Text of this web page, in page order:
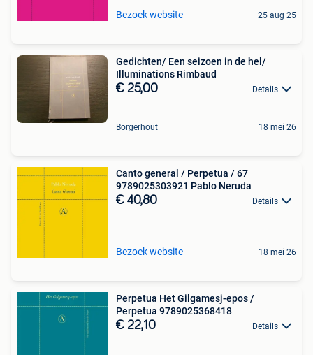
Bezoek website 25 aug 25
Gedichten/ Een seizoen in de hel/
Illuminations Rimbaud
€ 25,00 Details
Borgerhout 18 mei 26
Canto general / Perpetua / 67
9789025303921 Pablo Neruda
€ 40,80 Details
Bezoek website 18 mei 26
Perpetua Het Gilgamesj-epos /
Perpetua 9789025368418
€ 22,10 Details